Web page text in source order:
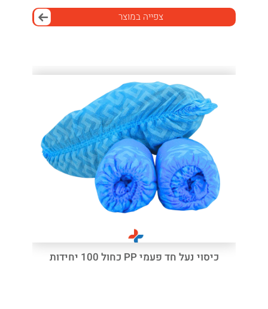
צפייה במוצר
כיסוי נעל חד פעמי PP כחול 100 יחידות